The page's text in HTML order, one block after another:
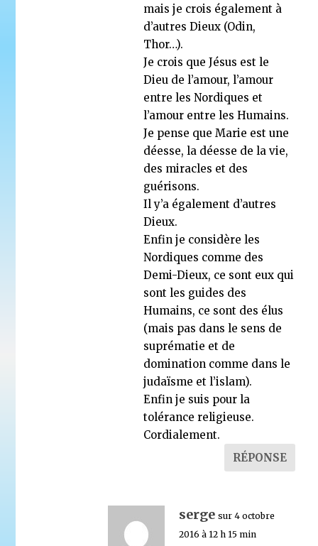
mais je crois également à
d’autres Dieux (Odin,
Thor…).
Je crois que Jésus est le
Dieu de l’amour, l’amour
entre les Nordiques et
l’amour entre les Humains.
Je pense que Marie est une
déesse, la déesse de la vie,
des miracles et des
guérisons.
Il y’a également d’autres
Dieux.
Enfin je considère les
Nordiques comme des
Demi-Dieux, ce sont eux qui
sont les guides des
Humains, ce sont des élus
(mais pas dans le sens de
suprématie et de
domination comme dans le
judaïsme et l’islam).
Enfin je suis pour la
tolérance religieuse.
Cordialement.
RÉPONSE
serge sur 4 octobre
2016 à 12 h 15 min